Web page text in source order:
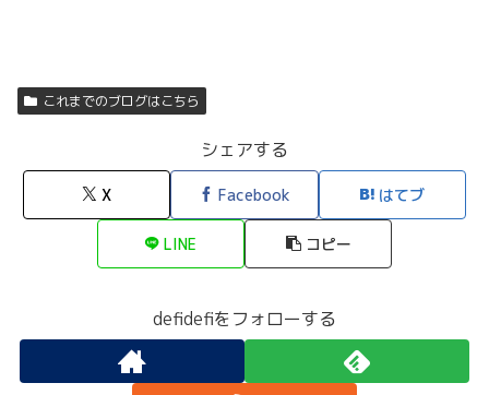
これまでのブログはこちら
シェアする
X Facebook はてブ
LINE コピー
defidefiをフォローする